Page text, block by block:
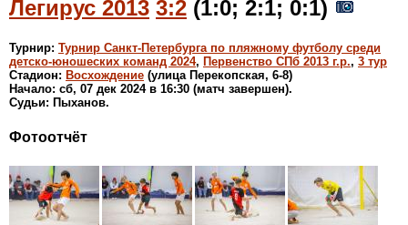
Легирус 2013 3:2 (1:0; 2:1; 0:1)
Турнир: Турнир Санкт-Петербурга по пляжному футболу среди
детско-юношеских команд 2024, Первенство СПб 2013 г.р., 3 тур
Стадион: Восхождение (улица Перекопская, 6-8)
Начало: сб, 07 дек 2024 в 16:30 (матч завершен).
Судьи: Пыханов.
Фотоотчёт